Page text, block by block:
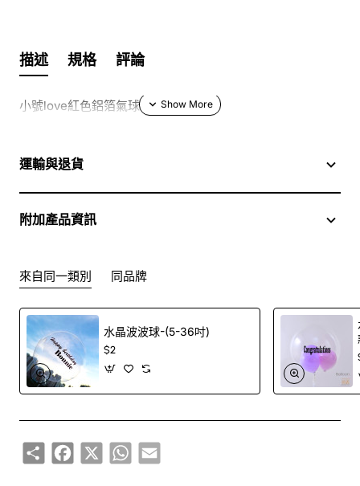
描述 規格 評論
小號love紅色鋁箔氣球
運輸與退貨
附加產品資訊
來自同一類別 同品牌
水晶波波球-(5-36吋)
$2
ShareFacebook
X WhatsApp
Email